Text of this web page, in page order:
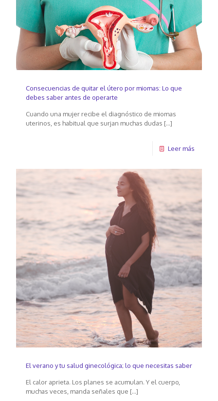
Consecuencias de quitar el útero por miomas: Lo que
debes saber antes de operarte
Cuando una mujer recibe el diagnóstico de miomas
uterinos, es habitual que surjan muchas dudas […]
Leer más
El verano y tu salud ginecológica; lo que necesitas saber
El calor aprieta. Los planes se acumulan. Y el cuerpo,
muchas veces, manda señales que […]